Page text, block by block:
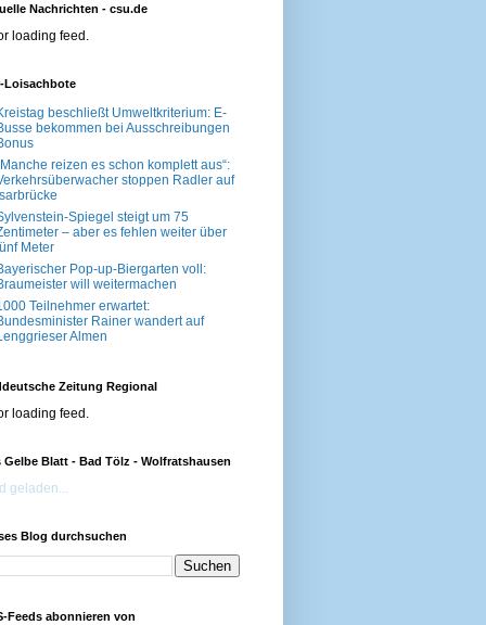
Nachrichten - csu.de
loading feed.
Loisachbote
beschließt Umweltkriterium: E-
bekommen bei Ausschreibungen
„Manche reizen es schon komplett aus“:
stoppen Radler auf
Spiegel steigt um 75
– aber es fehlen weiter über
Meter
Pop-up-Biergarten voll:
will weitermachen
Teilnehmer erwartet:
Rainer wandert auf
Almen
Zeitung Regional
loading feed.
Gelbe Blatt - Bad Tölz - Wolfratshausen
geladen...
Blog durchsuchen
Feeds abonnieren von